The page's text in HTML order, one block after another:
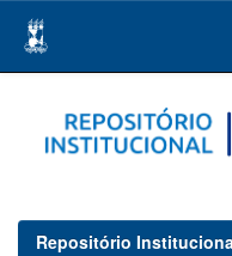
navigation
Repositório